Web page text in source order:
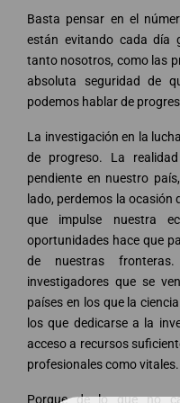
Basta pensar en el
están evitando cada día
tanto nosotros, como las
absoluta seguridad de
podemos hablar de
La investigación en la
de progreso. La
pendiente en nuestro
lado, perdemos la
que impulse nuestra
oportunidades hace que
de nuestras
investigadores que se
países en los que la
los que dedicarse a la
acceso a recursos
profesionales como vitales.
Porque de lo que no